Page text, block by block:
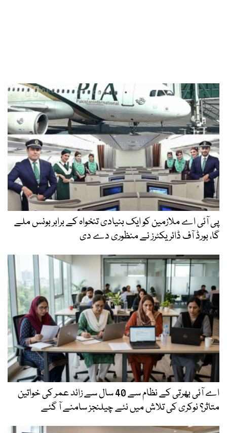
پی آئی اے ملازمین کو ایک بنیادی تنخواہ کے برابر بونس ملے
گا، بورڈ آف ڈائریکٹرز نے منظوری دے دی
اے آئی بھرتی کے نظام سے 40 سال سے زائد عمر کی خواتین
متاثر؟ نوکری کی تلاش میں نئے چیلنجز سامنے آ گئے